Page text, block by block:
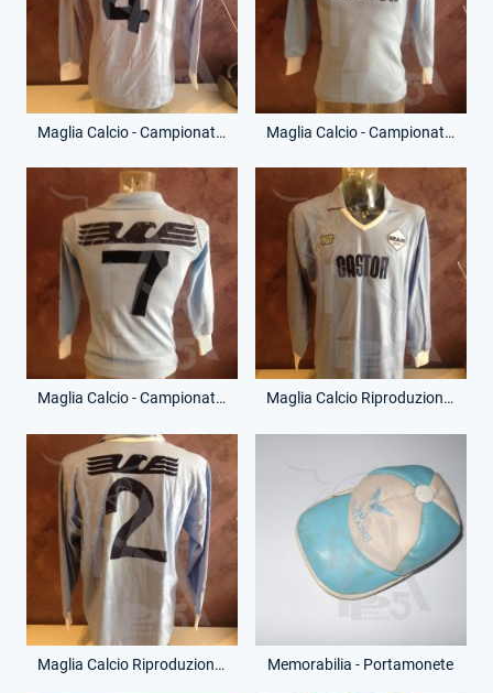
Maglia Calcio - Campionato Serie A - Arturo Vianello - 4 - (Retro) Maglia Calcio - Campionato Serie A - Vincenzo D'Amico - 7 - (Fronte)
Maglia Calcio - Campionato Serie A - Vincenzo D'Amico - 7 - (Retro) Maglia Calcio Riproduzione - Campionato Serie A - Ernesto Calisti - 2 - (Fronte)
Maglia Calcio Riproduzione - Campionato Serie A - Ernesto Calisti - 2 - (Retro) Memorabilia - Portamonete